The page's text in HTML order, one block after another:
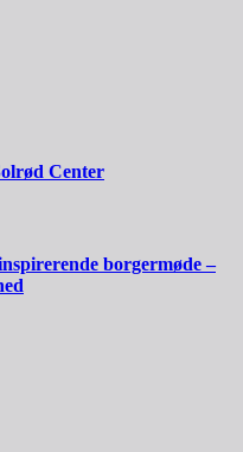
Center
borgermøde –